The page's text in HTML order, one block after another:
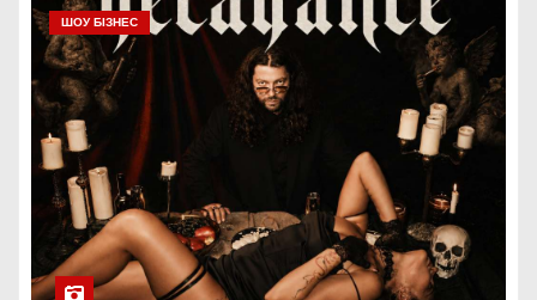
ШОУ БІЗНЕС